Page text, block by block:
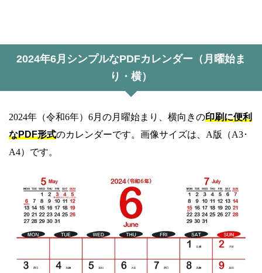
2024年6月シンプルなPDFカレンダー（月曜始ま
り・横）
2024年（令和6年）6月の月曜始まり、横向きの印刷に便利
なPDF形式のカレンダーです。画像サイズは、A版（A3･
A4）です。